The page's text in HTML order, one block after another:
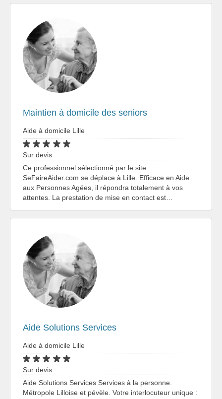
Maintien à domicile des seniors
Aide à domicile Lille
Sur devis
Ce professionnel sélectionné par le site
SeFaireAider.com se déplace à Lille. Efficace en Aide
aux Personnes Agées, il répondra totalement à vos
attentes. La prestation de mise en contact est…
Aide Solutions Services
Aide à domicile Lille
Sur devis
Aide Solutions Services Services à la personne.
Métropole Lilloise et pévèle. Votre interlocuteur unique :